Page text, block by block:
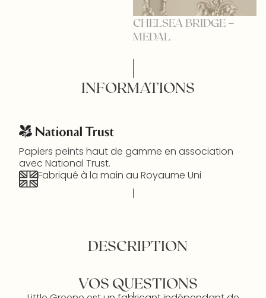
CHELSEA BRIDGE –
MEDAL
INFORMATIONS
Papiers peints haut de gamme en association
avec National Trust.
Fabriqué à la main au Royaume Uni
DESCRIPTION
VOS QUESTIONS